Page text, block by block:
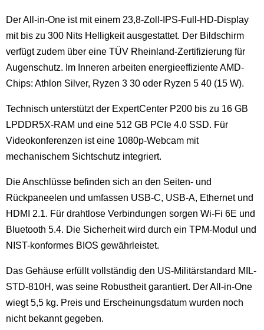
Der All-in-One ist mit einem 23,8-Zoll-IPS-Full-HD-Display
mit bis zu 300 Nits Helligkeit ausgestattet. Der Bildschirm
verfügt zudem über eine TÜV Rheinland-Zertifizierung für
Augenschutz. Im Inneren arbeiten energieeffiziente AMD-
Chips: Athlon Silver, Ryzen 3 30 oder Ryzen 5 40 (15 W).
Technisch unterstützt der ExpertCenter P200 bis zu 16 GB
LPDDR5X-RAM und eine 512 GB PCIe 4.0 SSD. Für
Videokonferenzen ist eine 1080p-Webcam mit
mechanischem Sichtschutz integriert.
Die Anschlüsse befinden sich an den Seiten- und
Rückpaneelen und umfassen USB-C, USB-A, Ethernet und
HDMI 2.1. Für drahtlose Verbindungen sorgen Wi-Fi 6E und
Bluetooth 5.4. Die Sicherheit wird durch ein TPM-Modul und
NIST-konformes BIOS gewährleistet.
Das Gehäuse erfüllt vollständig den US-Militärstandard MIL-
STD-810H, was seine Robustheit garantiert. Der All-in-One
wiegt 5,5 kg. Preis und Erscheinungsdatum wurden noch
nicht bekannt gegeben.